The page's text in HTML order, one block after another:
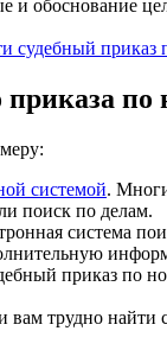
и обоснование
судебный приказ
по
системой.
поиск по делам.
система
приказ по
трудно найти